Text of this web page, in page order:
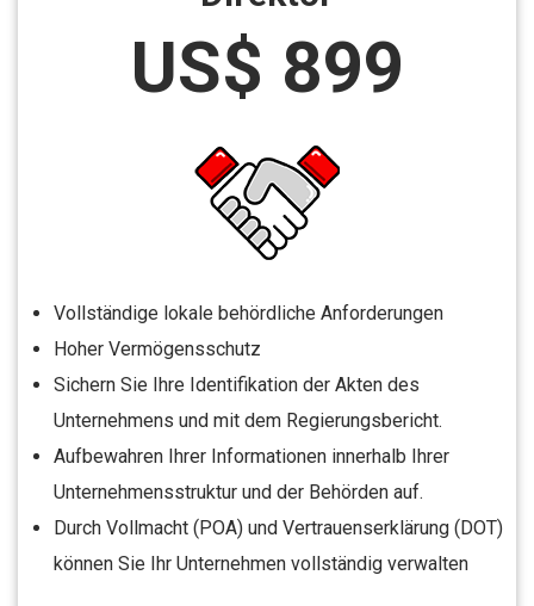
US$ 899
Vollständige lokale behördliche Anforderungen
Hoher Vermögensschutz
Sichern Sie Ihre Identifikation der Akten des
Unternehmens und mit dem Regierungsbericht.
Aufbewahren Ihrer Informationen innerhalb Ihrer
Unternehmensstruktur und der Behörden auf.
Durch Vollmacht (POA) und Vertrauenserklärung (DOT)
können Sie Ihr Unternehmen vollständig verwalten